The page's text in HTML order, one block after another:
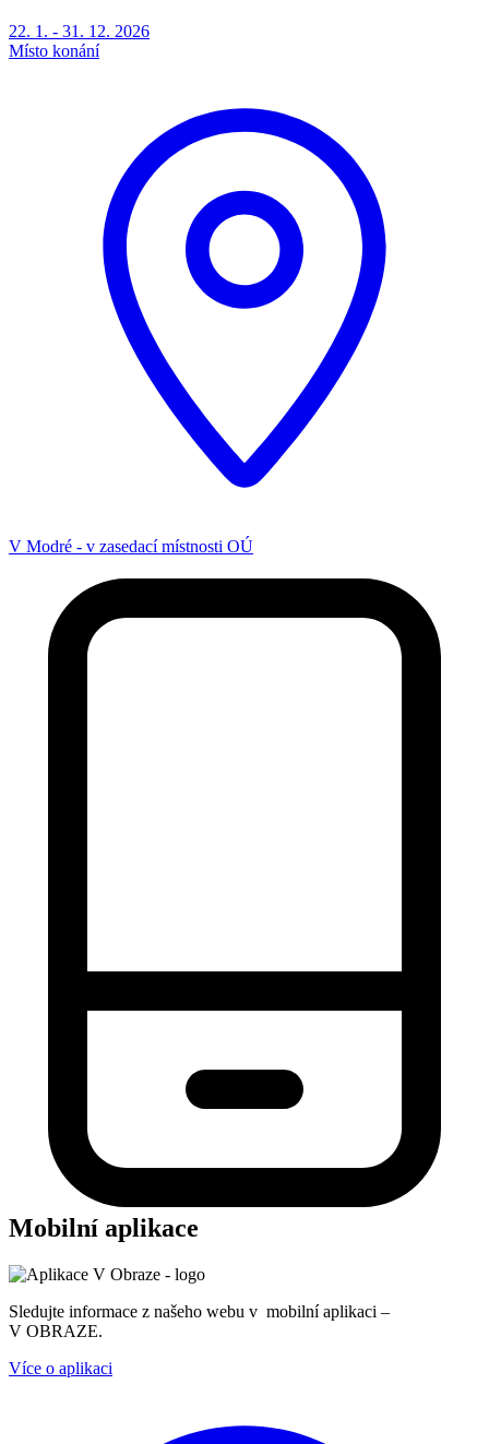
22. 1. - 31. 12. 2026
Místo konání
V Modré - v zasedací místnosti OÚ
Mobilní aplikace
Sledujte informace z našeho webu v mobilní aplikaci –
V OBRAZE.
Více o aplikaci